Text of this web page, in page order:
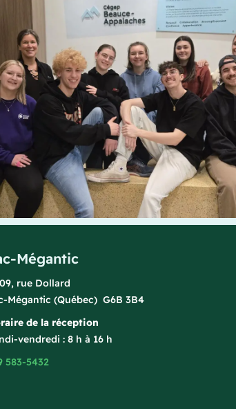
Mégantic
rue Dollard
Mégantic (Québec) G6B 3B4
de la réception
vendredi : 8 h à 16 h
583-5432